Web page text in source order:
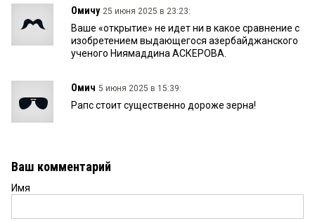
Омичу 25 июня 2025 в 23:23:
Ваше «открытие» не идет ни в какое сравнение с
изобретением выдающегося азербайджанского
ученого Ниямаддина АСКЕРОВА.
Омич 5 июня 2025 в 15:39:
Рапс стоит существенно дороже зерна!
Ваш комментарий
Имя